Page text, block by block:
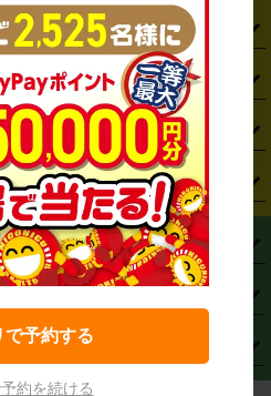
・埼玉県 ・千葉県 ・茨城県
・愛知県 ・静岡県 ・岐阜県
・石川県 ・福井県 ・大阪府
・和歌山県 ・ 奈良県 ・三重県
・広島県 ・山口県 ・徳島県
・福岡県 ・佐賀県 ・長崎県
・鹿児島県 ・沖縄県
・池袋駅 ・渋谷駅 ・東京駅
・西船橋駅 ・柏駅 ・名古屋駅
・京都駅 ・ 広島駅 ・博多駅
仙台空港
・羽田空港
・ 関西国際空港
・神戸空港
・徳島空港
・鹿児島空港
・仙台市
・さいたま市
・川崎市
・新潟市
・浜松市
・京都市
・ 堺市
・岡山市
・ステーションワゴン・セダン
高級ミニバン・ワンボックス
ン、ライトエースバン等)
・キャラバン等)
カー ・ETCカードレンタル
レンタル ・免責補償プラス
免許証 ・営業時間外返却サービス
ての方へ ・ご利用案内
から返却まで
探す
ンチャイズ募集
リパック」
で予約する
約を続ける